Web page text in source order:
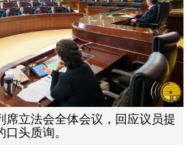
席立法会全体会议，回应议员提
口头质询。